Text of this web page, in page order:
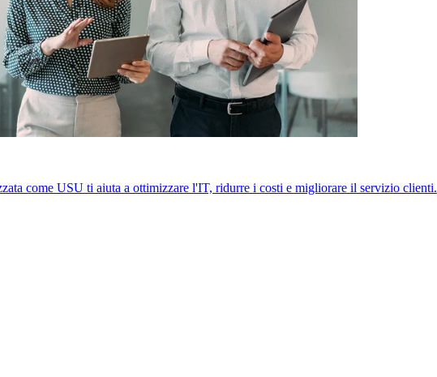
come USU ti aiuta a ottimizzare l'IT, ridurre i costi e migliorare il servizio clienti.